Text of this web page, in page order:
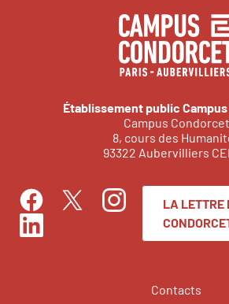
Établissement public
Campus Condorcet
8, cours des
93322 Aubervilliers
FacebookTwitterInstagram
LinkedIn
LA LETTRE
Contacts